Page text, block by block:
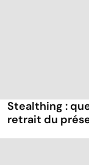
Stealthing :
retrait du